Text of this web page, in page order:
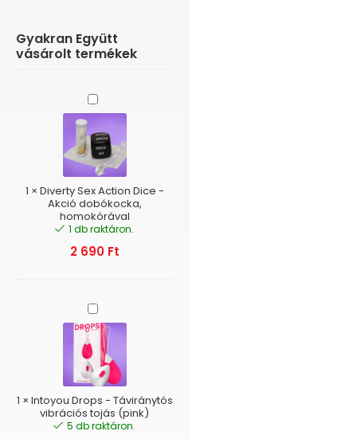
Gyakran Együtt
vásárolt termékek
Diverty
Sex
Action
Dice
-
Akció
dobókocka,
homokórával
1 × Diverty Sex Action Dice -
Akció dobókocka,
homokórával
1 db raktáron.
2 690 Ft
Intoyou
Drops
-
Táviránytós
vibrációs
tojás
(pink)
1 × Intoyou Drops - Táviránytós
vibrációs tojás (pink)
5 db raktáron.